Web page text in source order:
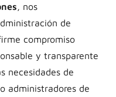
, nos
de
compromiso
y transparente
necesidades de
administradores de